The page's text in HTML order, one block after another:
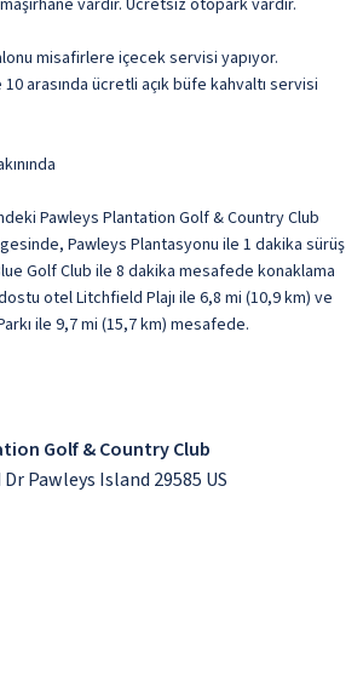
misafirlere içecek servisi yapıyor.
arasında ücretli açık büfe kahvaltı servisi
Pawleys Plantation Golf & Country Club
Pawleys Plantasyonu ile 1 dakika sürüş
Golf Club ile 8 dakika mesafede konaklama
otel Litchfield Plajı ile 6,8 mi (10,9 km) ve
ile 9,7 mi (15,7 km) mesafede.
Golf & Country Club
Pawleys Island 29585 US